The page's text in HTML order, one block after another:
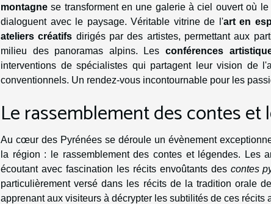
montagne se transforment en une galerie à ciel ouvert où
dialoguent avec le paysage. Véritable vitrine de l'art en
ateliers créatifs dirigés par des artistes, permettant aux
milieu des panoramas alpins. Les conférences
interventions de spécialistes qui partagent leur vision de
conventionnels. Un rendez-vous incontournable pour les
Le rassemblement des contes et
Au cœur des Pyrénées se déroule un évènement
la région : le rassemblement des contes et légendes. Les
écoutant avec fascination les récits envoûtants des contes
particulièrement versé dans les récits de la tradition orale
apprenant aux visiteurs à décrypter les subtilités de ces récits